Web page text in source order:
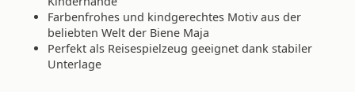
Farbenfrohes und kindgerechtes Motiv aus der
beliebten Welt der Biene Maja
Perfekt als Reisespielzeug geeignet dank stabiler
Unterlage